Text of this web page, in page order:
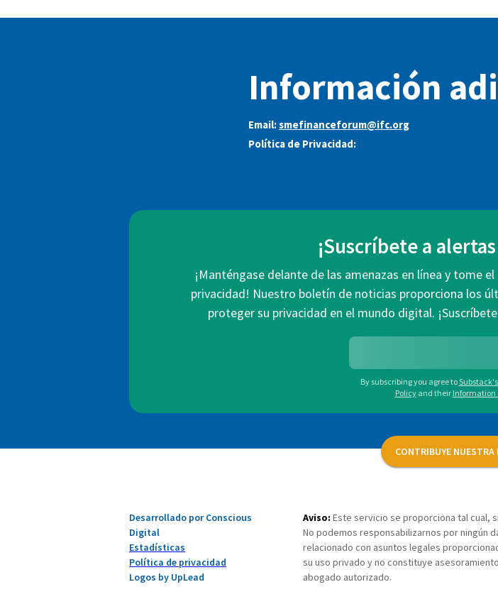
Información
Email:smefinanceforum@ifc.org
Política de Privacidad:
¡Suscríbete a
¡Manténgase delante de las amenazas en línea y tome
privacidad! Nuestro boletín de noticias proporciona los
proteger su privacidad en el mundo digital.
By subscribing you agree to
Policy and their Information
CONTRIBUYE NUESTRA
Desarrollado por Conscious
Digital
Estadísticas
Política de privacidad
Logos by UpLead
Aviso: Este servicio se proporciona tal cual,
No podemos responsabilizarnos por ningún
relacionado con asuntos legales
su uso privado y no constituye
abogado autorizado.